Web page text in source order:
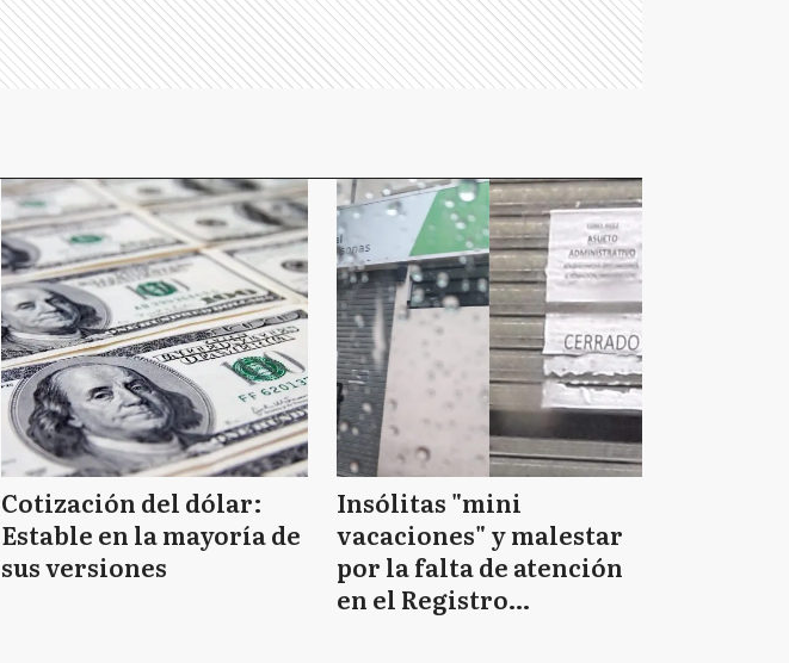
Cotización del dólar:
Estable en la mayoría de
sus versiones
Insólitas "mini
vacaciones" y malestar
por la falta de atención
en el Registro